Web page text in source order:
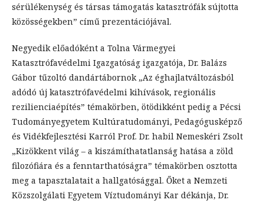
sérülékenység és társas támogatás katasztrófák sújtotta
közösségekben” című prezentációjával.
Negyedik előadóként a Tolna Vármegyei
Katasztrófavédelmi Igazgatóság igazgatója, Dr. Balázs
Gábor tűzoltó dandártábornok „Az éghajlatváltozásból
adódó új katasztrófavédelmi kihívások, regionális
rezilienciaépítés” témakörben, ötödikként pedig a Pécsi
Tudományegyetem Kultúratudományi, Pedagógusképző
és Vidékfejlesztési Karról Prof. Dr. habil Nemeskéri Zsolt
„Kizökkent világ – a kiszámíthatatlanság hatása a zöld
filozófiára és a fenntarthatóságra” témakörben osztotta
meg a tapasztalatait a hallgatósággal. Őket a Nemzeti
Közszolgálati Egyetem Víztudományi Kar dékánja, Dr.